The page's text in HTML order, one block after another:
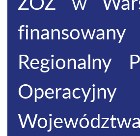
Regionalny
Operacyjny
Województwa